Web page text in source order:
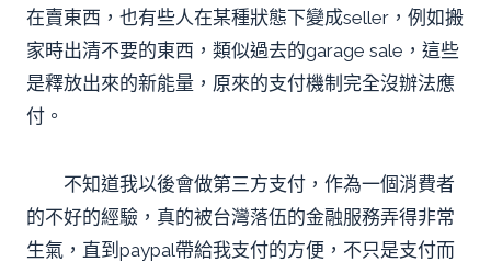
在賣東西，也有些人在某種狀態下變成seller，例如搬
家時出清不要的東西，類似過去的garage sale，這些
是釋放出來的新能量，原來的支付機制完全沒辦法應
付。
不知道我以後會做第三方支付，作為一個消費者
的不好的經驗，真的被台灣落伍的金融服務弄得非常
生氣，直到paypal帶給我支付的方便，不只是支付而